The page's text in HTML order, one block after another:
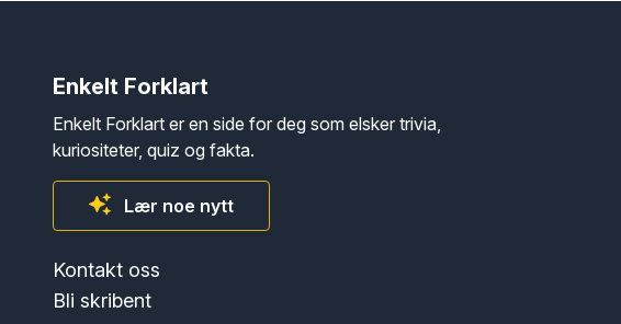
Enkelt Forklart
Enkelt Forklart er en side for deg som elsker trivia,
kuriositeter, quiz og fakta.
Lær noe nytt
Kontakt oss
Bli skribent